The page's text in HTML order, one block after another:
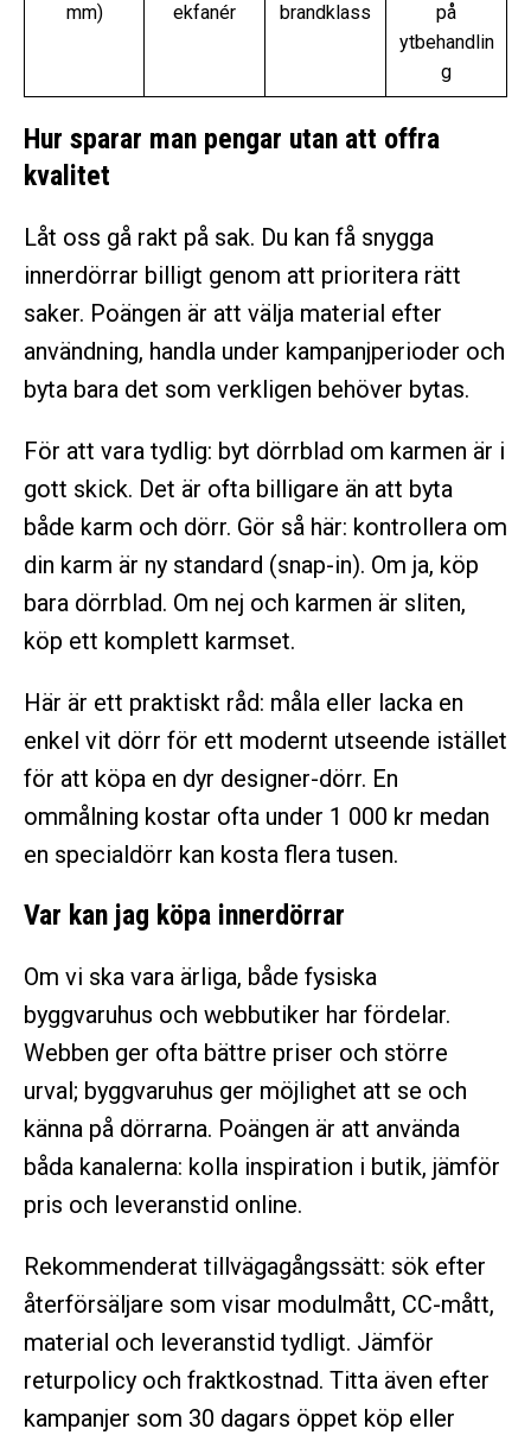
mm)
ekfanér
brandklass
på
ytbehandlin
g
Hur sparar man pengar utan att offra
kvalitet
Låt oss gå rakt på sak. Du kan få snygga
innerdörrar billigt genom att prioritera rätt
saker. Poängen är att välja material efter
användning, handla under kampanjperioder och
byta bara det som verkligen behöver bytas.
För att vara tydlig: byt dörrblad om karmen är i
gott skick. Det är ofta billigare än att byta
både karm och dörr. Gör så här: kontrollera om
din karm är ny standard (snap-in). Om ja, köp
bara dörrblad. Om nej och karmen är sliten,
köp ett komplett karmset.
Här är ett praktiskt råd: måla eller lacka en
enkel vit dörr för ett modernt utseende istället
för att köpa en dyr designer-dörr. En
ommålning kostar ofta under 1 000 kr medan
en specialdörr kan kosta flera tusen.
Var kan jag köpa innerdörrar
Om vi ska vara ärliga, både fysiska
byggvaruhus och webbutiker har fördelar.
Webben ger ofta bättre priser och större
urval; byggvaruhus ger möjlighet att se och
känna på dörrarna. Poängen är att använda
båda kanalerna: kolla inspiration i butik, jämför
pris och leveranstid online.
Rekommenderat tillvägagångssätt: sök efter
återförsäljare som visar modulmått, CC-mått,
material och leveranstid tydligt. Jämför
returpolicy och fraktkostnad. Titta även efter
kampanjer som 30 dagars öppet köp eller